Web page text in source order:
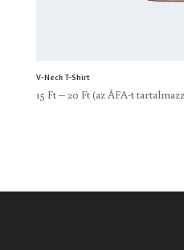
V-Neck T-Shirt
15 Ft–20 FtÁrtartomány:
(az ÁFA-t